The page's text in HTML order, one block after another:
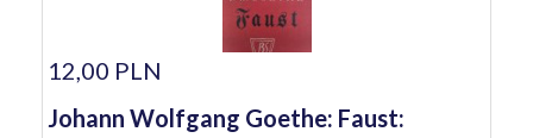
12,00 PLN
Johann Wolfgang Goethe: Faust: